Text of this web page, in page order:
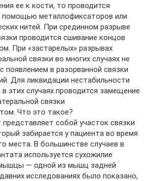
ее к кости, то проводится
помощью металлофиксаторов или
нитей. При срединном разрыве
проводится сшивание концов
При «застарелых» разрывах
связки во многих случаях не
появлением в разорванной связки
Для ликвидации нестабильности
в этих случаях проводится замещение
связки
Что это такое?
собой участок связки
забирается у пациента во время
места. В большинстве случаев в
используется сухожилие
— одной из мышц задней
исследованиях было показано,